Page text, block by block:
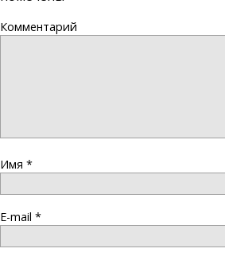
Комментарий
Имя *
E-mail *